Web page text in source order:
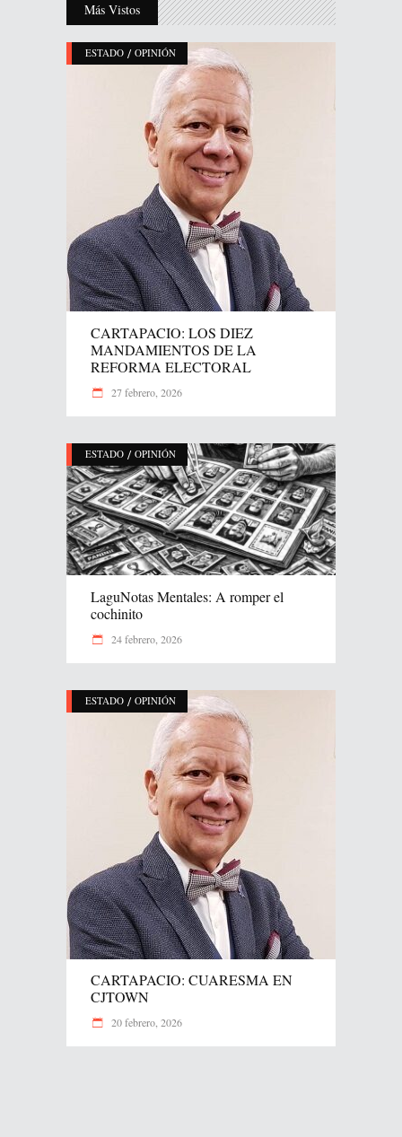
Más Vistos
ESTADO / OPINIÓN
CARTAPACIO: LOS DIEZ
MANDAMIENTOS DE LA
REFORMA ELECTORAL
27 febrero, 2026
ESTADO / OPINIÓN
LaguNotas Mentales: A romper el
cochinito
24 febrero, 2026
ESTADO / OPINIÓN
CARTAPACIO: CUARESMA EN
CJTOWN
20 febrero, 2026